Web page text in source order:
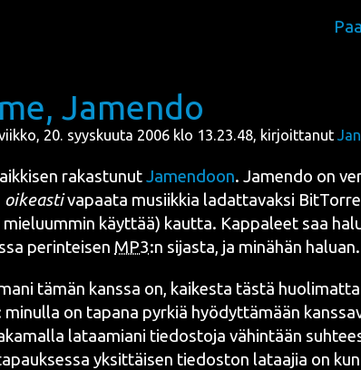
Jamendo
20. syyskuuta 2006 klo 13.23.48, kirjoittanut
rakas­tu­nutJamen­doon. Jamen­do on
oikeas­tivapaa­ta musiik­kia ladat­ta­vak­si
mie­luum­min käyt­tää) kaut­ta. Kap­pa­leet saa
perin­tei­sen MP3:n sijas­ta, ja minä­hän haluan.
tämän kans­sa on, kai­kes­ta täs­tä
minul­la on tapa­na pyr­kiä hyö­dyt­tä­mään
lataa­mia­ni tie­dos­to­ja vähin­tään
yksit­täi­sen tie­dos­ton lataa­jia on